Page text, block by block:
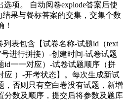
选项。 自动阅卷explode答案后使
结果与餐标答案的交集，交集个数
列表包含【试卷名称-试题id（text
进行拼接）-创建时间-试卷试题
id一一对应）-试卷试题顺序（拼
应 ）-开考状态】。每次生成新试
，否则只有空白卷没有试题，新增
分数及顺序，提交后将参数及题库